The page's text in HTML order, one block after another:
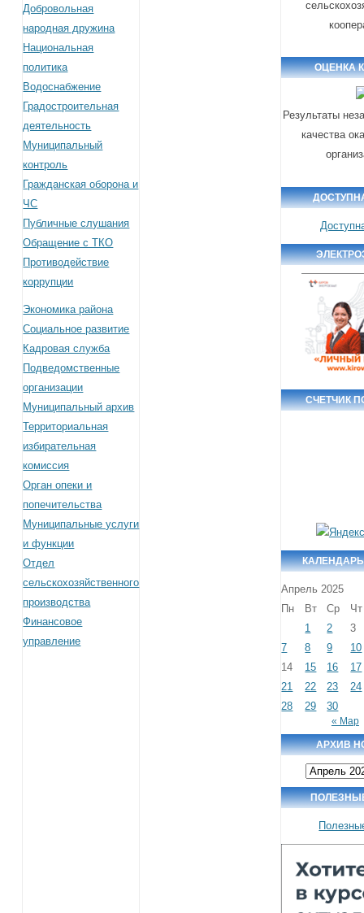
Добровольная
народная дружина
Национальная
политика
Водоснабжение
Градостроительная
деятельность
Муниципальный
контроль
Гражданская оборона и
ЧС
Публичные слушания
Обращение с ТКО
Противодействие
коррупции
Экономика района
Социальное развитие
Кадровая служба
Подведомственные
организации
Муниципальный архив
Территориальная
избирательная
комиссия
Орган опеки и
попечительства
Муниципальные услуги
и функции
Отдел
сельскохозяйственного
производства
Финансовое
управление
ОЦЕНКА
Результаты
качества
СЧЕТЧИК
Апрель 2025
Пн
Вт Ср
Чт
1
2
3
7
8 9
10
14
15 16
17
21
22 23
24
28
29 30
« Мар
АРХИВ
Архив
новостей